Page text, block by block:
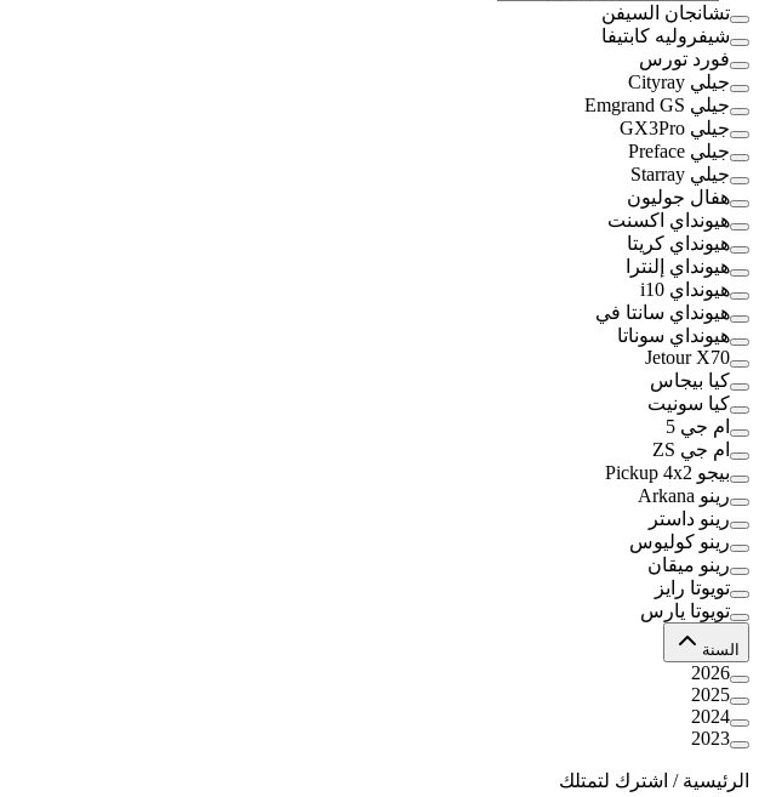
تشانجان السيفن
شيفروليه كابتيفا
فورد تورس
جيلي Cityray
جيلي Emgrand GS
جيلي GX3Pro
جيلي Preface
جيلي Starray
هفال جوليون
هيونداي اكسنت
هيونداي كريتا
هيونداي إلنترا
هيونداي i10
هيونداي سانتا في
هيونداي سوناتا
Jetour X70
كيا بيجاس
كيا سونيت
ام جي 5
ام جي ZS
بيجو Pickup 4x2
رينو Arkana
رينو داستر
رينو كوليوس
رينو ميقان
تويوتا رايز
تويوتا يارس
السنة
2026
2025
2024
2023
الرئيسية / اشترك لتمتلك